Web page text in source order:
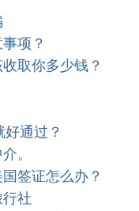
项？
取你多少钱？
通过？
。
签证怎么办？
社